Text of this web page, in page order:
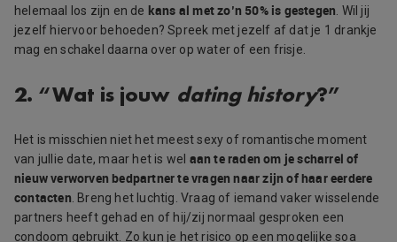
helemaal los zijn en de kans al met zo’n 50% is gestegen . Wil jij
jezelf hiervoor behoeden? Spreek met jezelf af dat je 1 drankje
mag en schakel daarna over op water of een frisje.
2. “Wat is jouw dating history?”
Het is misschien niet het meest sexy of romantische moment
van jullie date, maar het is wel aan te raden om je scharrel of
nieuw verworven bedpartner te vragen naar zijn of haar eerdere
contacten . Breng het luchtig. Vraag of iemand vaker wisselende
partners heeft gehad en of hij/zij normaal gesproken een
condoom gebruikt. Zo kun je het risico op een mogelijke soa